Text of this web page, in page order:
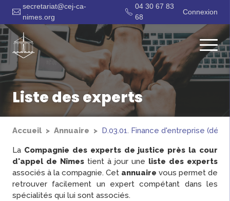
secretariat@cej-ca-
nimes.org
04 30 67 83
68
Connexion
Liste des experts
Accueil Annuaire D.03.01. Finance d'entreprise
La Compagnie des experts de justice près la cour
d'appel de Nîmes tient à jour une liste des experts
associés à la compagnie. Cet annuaire vous permet de
retrouver facilement un expert compétant dans les
spécialités qui lui sont associés.